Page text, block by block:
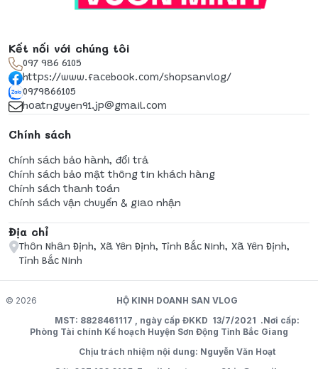
Kết nối với chúng tôi
097 986 6105
https://www.facebook.com/shopsanvlog/
0979866105
hoatnguyen91.jp@gmail.com
Chính sách
Chính sách bảo hành, đổi trả
Chính sách bảo mật thông tin khách hàng
Chính sách thanh toán
Chính sách vận chuyển & giao nhận
Địa chỉ
Thôn Nhân Định, Xã Yên Định, Tỉnh Bắc Ninh, Xã Yên Định,
Tỉnh Bắc Ninh
© 2026
HỘ KINH DOANH SAN VLOG
MST: 8828461117 , ngày cấp ĐKKD 13/7/2021 .Nơi cấp:
Phòng Tài chính Kế hoạch Huyện Sơn Động Tỉnh Bắc Giang
Chịu trách nhiệm nội dung: Nguyễn Văn Hoạt